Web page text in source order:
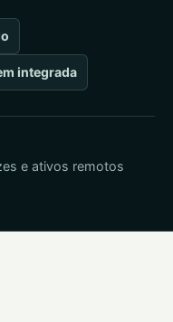
integrada
e ativos remotos